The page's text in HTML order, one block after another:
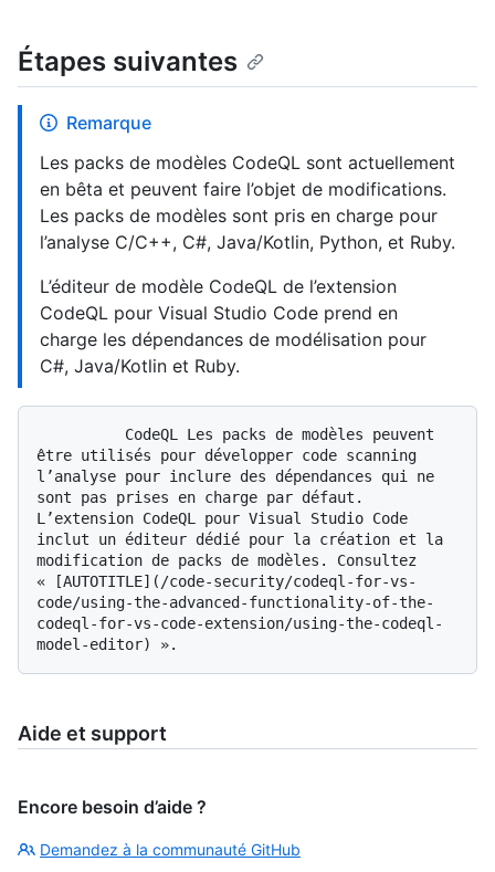
Étapes suivantes
Remarque
Les packs de modèles CodeQL sont actuellement
en bêta et peuvent faire l’objet de modifications.
Les packs de modèles sont pris en charge pour
l’analyse C/C++, C#, Java/Kotlin, Python, et Ruby.
L’éditeur de modèle CodeQL de l’extension
CodeQL pour Visual Studio Code prend en
charge les dépendances de modélisation pour
C#, Java/Kotlin et Ruby.
être utilisés pour développer code scanning
l’analyse pour inclure des dépendances qui ne
sont pas prises en charge par défaut.
L’extension CodeQL pour Visual Studio Code
inclut un éditeur dédié pour la création et la
modification de packs de modèles. Consultez
« [AUTOTITLE](/code-security/codeql-for-vs-
code/using-the-advanced-functionality-of-the-
codeql-for-vs-code-extension/using-the-codeql-
Aide et support
Encore besoin d’aide ?
Demandez à la communauté GitHub